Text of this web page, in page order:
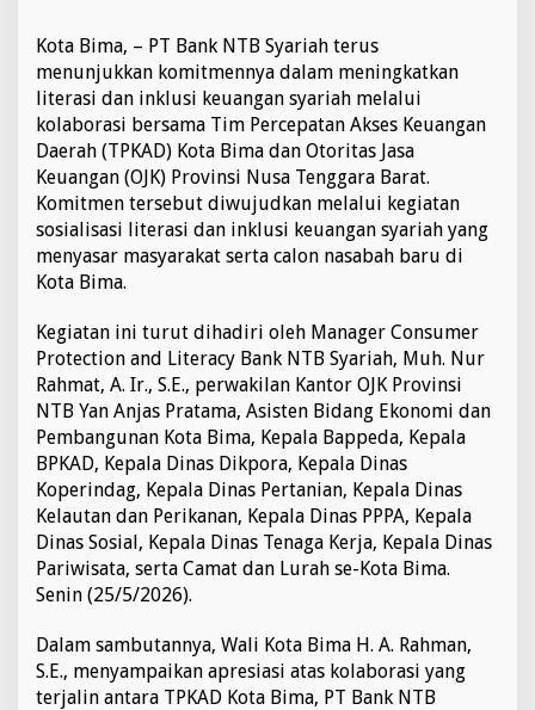
a
n
g
n
S
y
a
a
a
D
o
r
o
n
P
e
n
i
a
t
a
Kota Bima, – PT Bank NTB Syariah terus
menunjukkan komitmennya dalam meningkatkan
literasi dan inklusi keuangan syariah melalui
kolaborasi bersama Tim Percepatan Akses Keuangan
Daerah (TPKAD) Kota Bima dan Otoritas Jasa
Keuangan (OJK) Provinsi Nusa Tenggara Barat.
Komitmen tersebut diwujudkan melalui kegiatan
sosialisasi literasi dan inklusi keuangan syariah yang
menyasar masyarakat serta calon nasabah baru di
Kota Bima.
Kegiatan ini turut dihadiri oleh Manager Consumer
Protection and Literacy Bank NTB Syariah, Muh. Nur
Rahmat, A. Ir., S.E., perwakilan Kantor OJK Provinsi
NTB Yan Anjas Pratama, Asisten Bidang Ekonomi dan
Pembangunan Kota Bima, Kepala Bappeda, Kepala
BPKAD, Kepala Dinas Dikpora, Kepala Dinas
Koperindag, Kepala Dinas Pertanian, Kepala Dinas
Kelautan dan Perikanan, Kepala Dinas PPPA, Kepala
Dinas Sosial, Kepala Dinas Tenaga Kerja, Kepala Dinas
Pariwisata, serta Camat dan Lurah se-Kota Bima.
Senin (25/5/2026).
Dalam sambutannya, Wali Kota Bima H. A. Rahman,
S.E., menyampaikan apresiasi atas kolaborasi yang
terjalin antara TPKAD Kota Bima, PT Bank NTB